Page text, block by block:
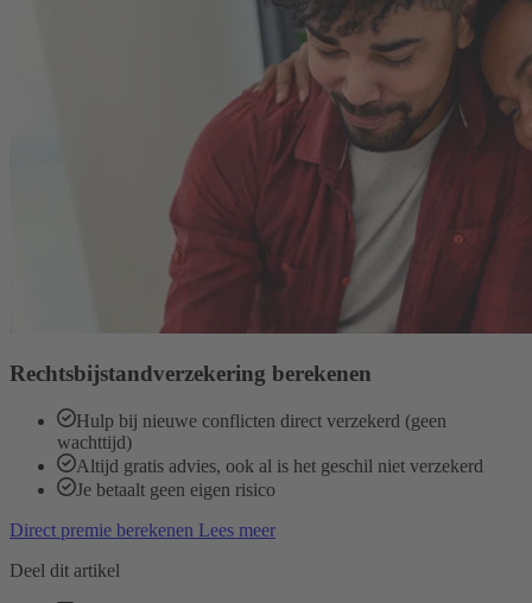
Rechtsbijstandverzekering berekenen
Hulp bij nieuwe conflicten direct verzekerd (geen
wachttijd)
Altijd gratis advies, ook al is het geschil niet verzekerd
Je betaalt geen eigen risico
Direct premie berekenen Lees meer
Deel dit artikel